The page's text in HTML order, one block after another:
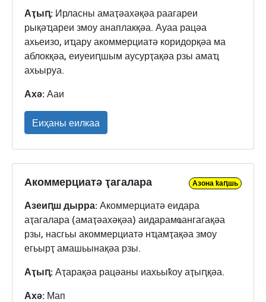
Аҭыԥ: Ирласны амаҭәахәқәа раагареи
рықәҵареи змоу анаплакқәа. Ауаа рацәа
ахьеизо, иҵару акоммерциатә коридорқәа ма
аблокқәа, еиуеиԥшым аусурҭақәа рзы амаҵ
ахьыруа.
Ахә: Ааи
Еиҳаны еилкаа
Акоммерциатә ҭагалара Азона ҟаԥшь
Азеиԥш дырра: Акоммерциатә еидара
аҭагалара (амаҭәахәқәа) аидарамҩангагақәа
рзы, насгьы акоммерциатә нҵамҭақәа змоу
егьырҭ амашьынақәа рзы.
Аҭыԥ: Аҭарақәа рацәаны иахьыҟоу аҭыԥқәа.
Ахә: Мап